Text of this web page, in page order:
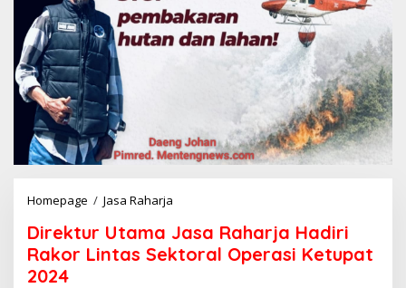
Homepage / Jasa Raharja
r
e
k
Direktur Utama Jasa Raharja Hadiri
Rakor Lintas Sektoral Operasi Ketupat
2024